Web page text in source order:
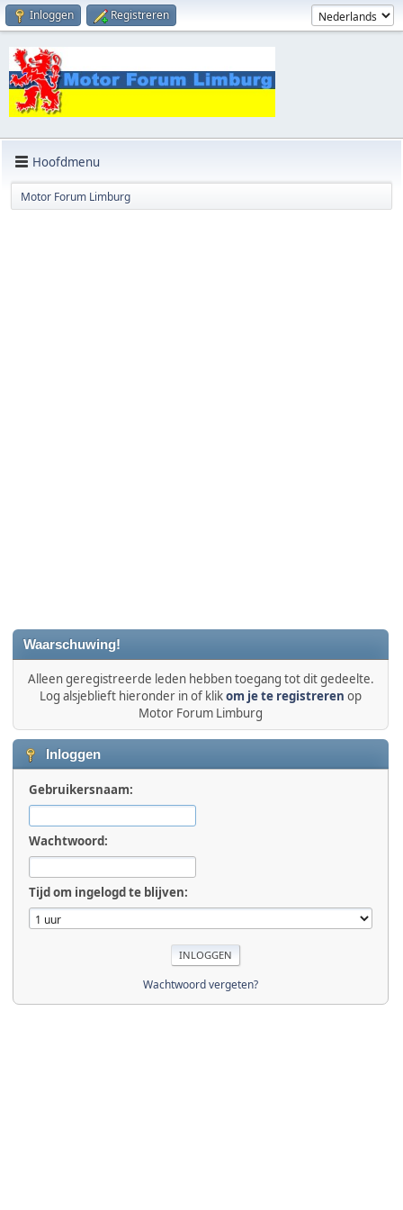
Inloggen Registreren
Hoofdmenu
Motor Forum Limburg
Waarschuwing!
Alleen geregistreerde leden hebben toegang tot dit gedeelte.
Log alsjeblieft hieronder in of klikom je te registreren op
Motor Forum Limburg
Inloggen
Gebruikersnaam:
Wachtwoord:
Tijd om ingelogd te blijven:
Wachtwoord vergeten?